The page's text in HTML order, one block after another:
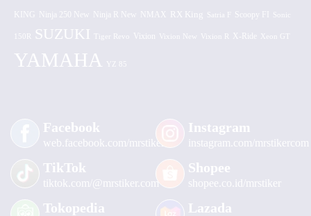
KING Ninja 250 New Ninja R New NMAX RX King Satria F Scoopy FI Sonic
150R SUZUKI Tiger Revo Vixion Vixion New Vixion R X-Ride Xeon GT
YAMAHA YZ 85
Facebook
web.facebook.com/mrstiker
Instagram
instagram.com/mrstikercom
TikTok
tiktok.com/@mrstiker.com
Shopee
shopee.co.id/mrstiker
Tokopedia Lazada